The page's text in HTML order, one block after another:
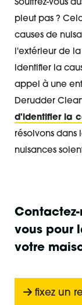
Souffrez-vous
pleut pas ?
causes de
l'extérieur de
identifier la
appel à une
Derudder
d'identifier la
résolvons dans
nuisances
vous pour
votre
fixez un